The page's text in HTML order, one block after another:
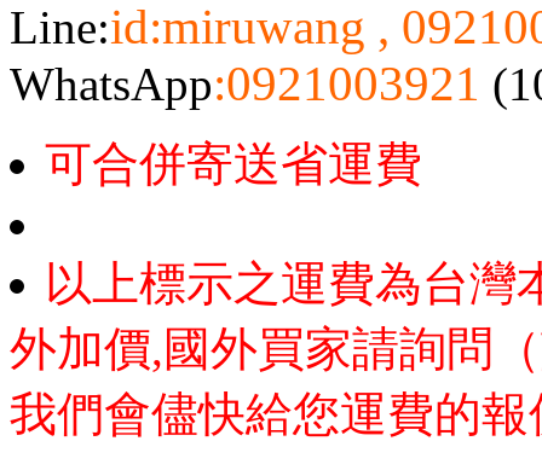
Line:id:miruwang ,
WhatsApp:0921003921
可合併寄送省運費
以上標示之運費為台灣
外加價,國外買家請詢問
我們會儘快給您運費的報